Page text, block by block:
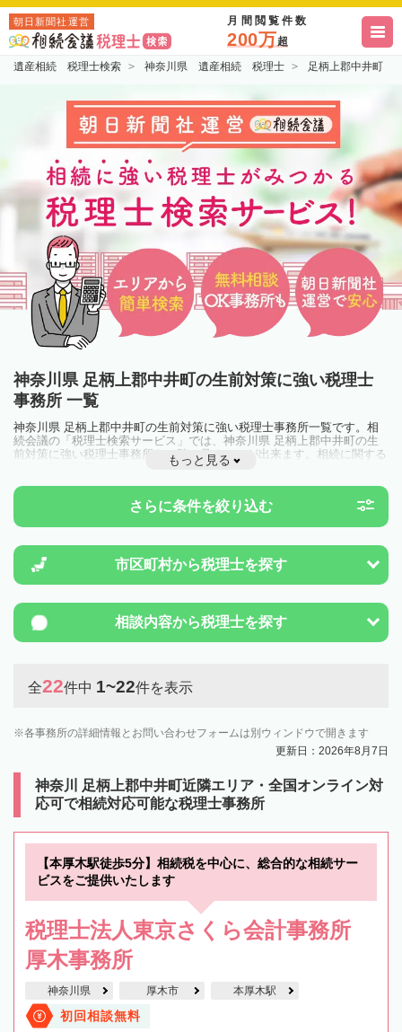
朝日新聞社運営 月間閲覧件数
200万超
遺産相続 税理士検索 神奈川県 遺産相続 税理士 足柄上郡中井町
神奈川県 足柄上郡中井町の生前対策に強い税理士
事務所 一覧
神奈川県 足柄上郡中井町の生前対策に強い税理士事務所一覧です。相
続会議の「税理士検索サービス」では、神奈川県 足柄上郡中井町の生
前対策に強い税理士事務所を一覧で見ることが出来ます。相続に関する
税金や特例制度のことは一度近隣の税理士に相談してみましょう。
もっと見る
さらに条件を絞り込む
市区町村から税理士を探す
相談内容から税理士を探す
全22件中 1~22件を表示
各事務所の詳細情報とお問い合わせフォームは別ウィンドウで開きます
更新日：2026年8月7日
神奈川 足柄上郡中井町近隣エリア・全国オンライン対
応可で相続対応可能な税理士事務所
【本厚木駅徒歩5分】相続税を中心に、総合的な相続サー
ビスをご提供いたします
税理士法人東京さくら会計事務所
厚木事務所
神奈川県 厚木市 本厚木駅
初回相談無料